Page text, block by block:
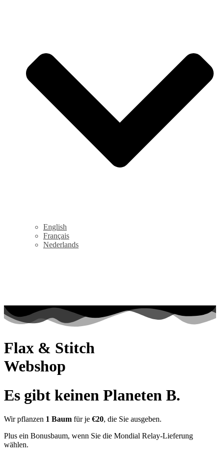
English
Français
Nederlands
Flax & Stitch
Webshop
Es gibt keinen Planeten B.
Wir pflanzen 1 Baum für je €20, die Sie ausgeben.
Plus ein Bonusbaum, wenn Sie die Mondial Relay-Lieferung
wählen.